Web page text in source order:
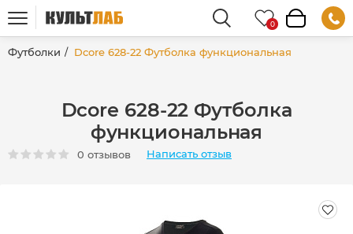
Футболки Dcore 628-22 Футболка функциональная
Dcore 628-22 Футболка
функциональная
0 отзывов Написать отзыв